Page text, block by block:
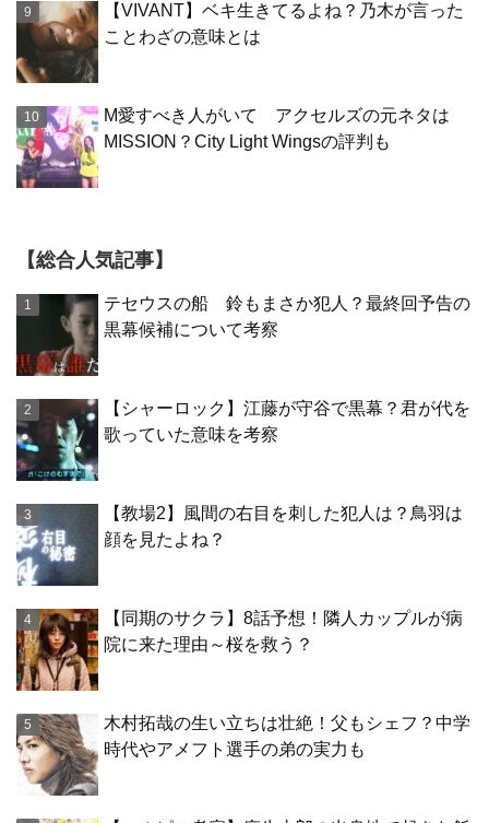
【VIVANT】ベキ生きてるよね？乃木が言った
ことわざの意味とは
M愛すべき人がいて アクセルズの元ネタは
MISSION？City Light Wingsの評判も
【総合人気記事】
テセウスの船 鈴もまさか犯人？最終回予告の
黒幕候補について考察
【シャーロック】江藤が守谷で黒幕？君が代を
歌っていた意味を考察
【教場2】風間の右目を刺した犯人は？鳥羽は
顔を見たよね？
【同期のサクラ】8話予想！隣人カップルが病
院に来た理由～桜を救う？
木村拓哉の生い立ちは壮絶！父もシェフ？中学
時代やアメフト選手の弟の実力も